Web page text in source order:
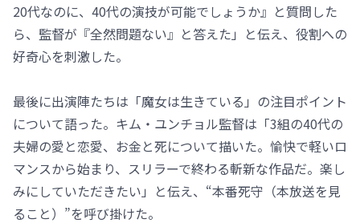
20代なのに、40代の演技が可能でしょうか』と質問した
ら、監督が『全然問題ない』と答えた」と伝え、役割への
好奇心を刺激した。
最後に出演陣たちは「魔女は生きている」の注目ポイント
について語った。キム・ユンチョル監督は「3組の40代の
夫婦の愛と恋愛、お金と死について描いた。愉快で軽いロ
マンスから始まり、スリラーで終わる斬新な作品だ。楽し
みにしていただきたい」と伝え、“本番死守（本放送を見
ること）”を呼び掛けた。